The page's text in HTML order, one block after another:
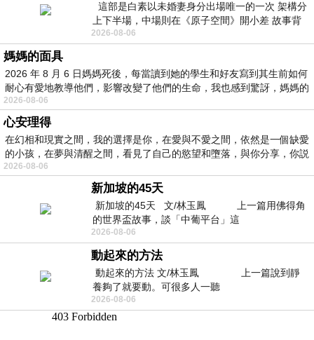
這部是白素以未婚妻身分出場唯一的一次 架構分
上下半場，中場則在《原子空間》開小差 故事背
景影射西藏境外流亡 地下組織
2026-08-06
媽媽的面具
2026 年 8 月 6 日媽媽死後，每當讀到她的學生和好友寫到其生前如何
耐心有愛地教導他們，影響改變了他們的生命，我也感到驚訝，媽媽的
2026-08-06
心安理得
在幻相和現實之間，我的選擇是你，在愛與不愛之間，依然是一個缺愛
的小孩，在夢與清醒之間，看見了自己的慾望和墮落，與你分享，你説
2026-08-06
新加坡的45天
新加坡的45天 文/林玉鳳 上一篇用佛得角
的世界盃故事，談「中葡平台」這
2026-08-06
動起來的方法
動起來的方法 文/林玉鳳 上一篇說到靜
養夠了就要動。可很多人一聽
2026-08-06